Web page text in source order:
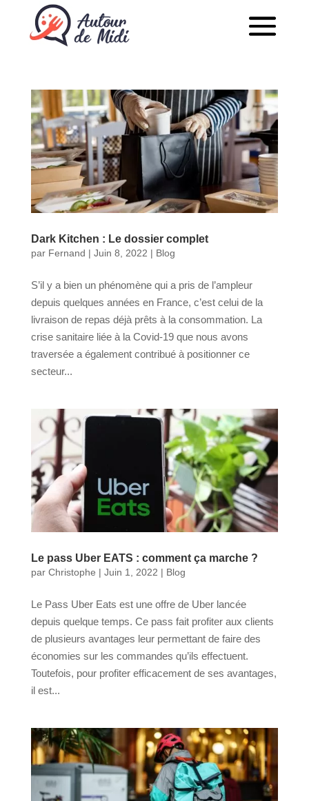
Dark Kitchen : Le dossier complet
par Fernand | Juin 8, 2022 | Blog
S’il y a bien un phénomène qui a pris de l’ampleur
depuis quelques années en France, c’est celui de la
livraison de repas déjà prêts à la consommation. La
crise sanitaire liée à la Covid-19 que nous avons
traversée a également contribué à positionner ce
secteur...
Le pass Uber EATS : comment ça marche ?
par Christophe | Juin 1, 2022 | Blog
Le Pass Uber Eats est une offre de Uber lancée
depuis quelque temps. Ce pass fait profiter aux clients
de plusieurs avantages leur permettant de faire des
économies sur les commandes qu’ils effectuent.
Toutefois, pour profiter efficacement de ses avantages,
il est...